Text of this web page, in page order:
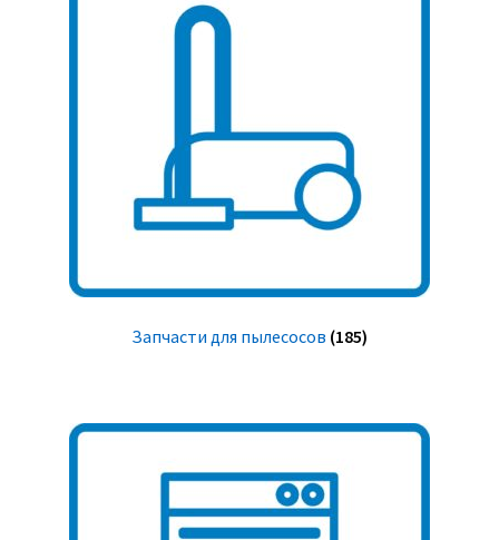
Запчасти для пылесосов (185)